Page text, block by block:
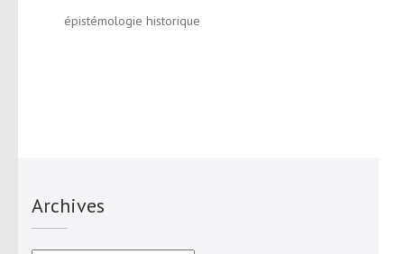
épistémologie historique
Archives